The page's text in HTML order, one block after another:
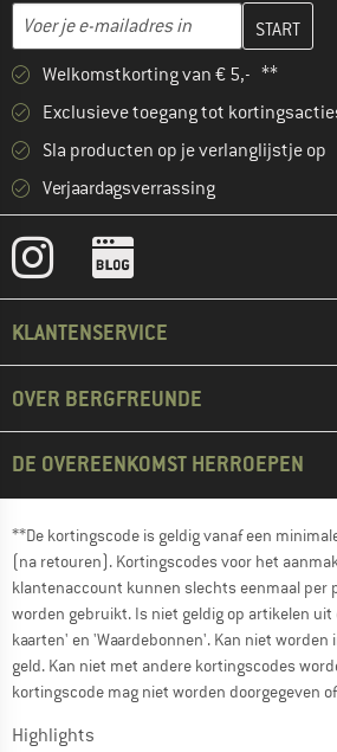
E-mailadres
Vul je e-mailadres hier in en maak in de
Welkomstkorting van € 5,- **
Exclusieve toegang tot
Sla producten op je verlanglijstje op
Verjaardagsverrassing
KLANTENSERVICE
OVER BERGFREUNDE
DE OVEREENKOMST HERROEPEN
**De kortingscode is geldig vanaf een
(na retouren). Kortingscodes voor het
klantenaccount kunnen slechts eenmaal per
worden gebruikt. Is niet geldig op artikelen uit
kaarten' en 'Waardebonnen'. Kan niet
geld. Kan niet met andere kortingscodes
kortingscode mag niet worden doorgegeven
Highlights